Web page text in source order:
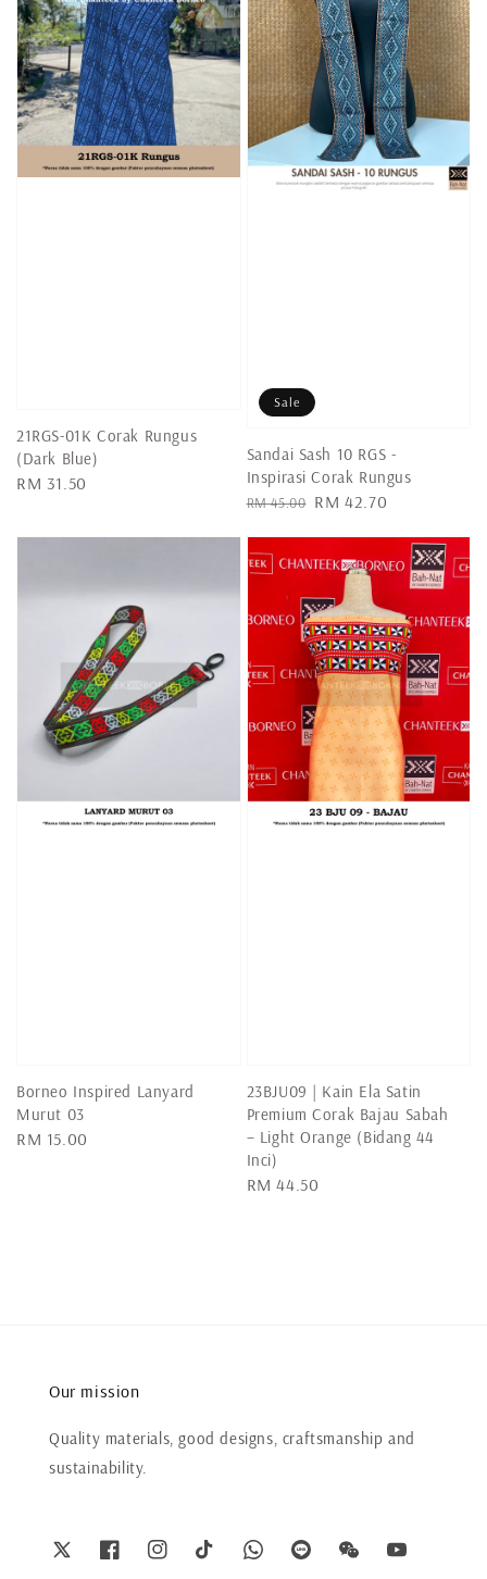
21RGS-01K Corak Rungus
(Dark Blue)
Regular
RM 31.50
Sale
Sandai Sash 10 RGS -
Inspirasi Corak Rungus
Regular
RM 45.00 Sale
RM 42.70
Borneo Inspired Lanyard
Murut 03
Regular
RM 15.00
23BJU09 | Kain Ela Satin
Premium Corak Bajau Sabah
– Light Orange (Bidang 44
Inci)
Regular
RM 44.50
Our mission
Quality materials, good designs, craftsmanship and
sustainability.